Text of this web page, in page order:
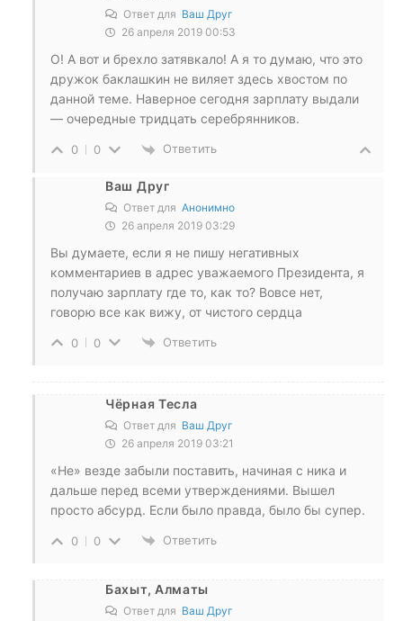
Ответ для Ваш Друг
26 апреля 2019 00:53
О! А вот и брехло затявкало! А я то думаю, что это
дружок баклашкин не виляет здесь хвостом по
данной теме. Наверное сегодня зарплату выдали
— очередные тридцать серебрянников.
0 0 Ответить
Ваш Друг
Ответ для Анонимно
26 апреля 2019 03:29
Вы думаете, если я не пишу негативных
комментариев в адрес уважаемого Президента, я
получаю зарплату где то, как то? Вовсе нет,
говорю все как вижу, от чистого сердца
0 0 Ответить
Чёрная Тесла
Ответ для Ваш Друг
26 апреля 2019 03:21
«Не» везде забыли поставить, начиная с ника и
дальше перед всеми утверждениями. Вышел
просто абсурд. Если было правда, было бы супер.
0 0 Ответить
Бахыт, Алматы
Ответ для Ваш Друг